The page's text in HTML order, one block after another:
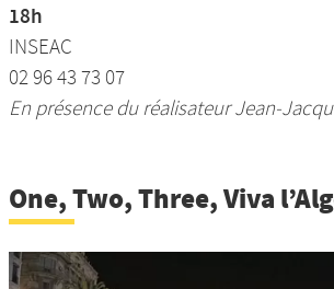
18h
INSEAC
02 96 43 73 07
En présence du réalisateur Jean-
One, Two, Three, Viva